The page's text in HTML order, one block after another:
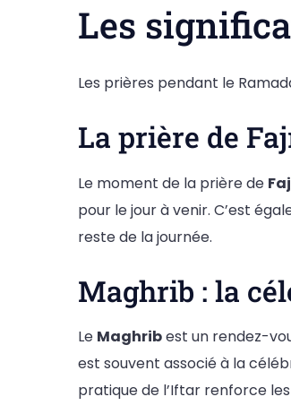
Les
Les prières pendant le
La prière de
Le moment de la prière de
pour le jour à venir. C’est
reste de la journée.
Maghrib : la
Le Maghribest un rendez-
est souvent associé à la
pratique de l’Iftar renforce